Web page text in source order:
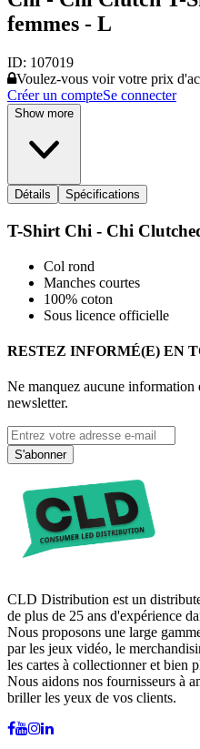
femmes - L
ID: 107019
Voulez-vous voir votre prix
Créer un compteSe connecter
Show more
Détails Spécifications
T-Shirt Chi - Chi
Col rond
Manches courtes
100% coton
Sous licence officielle
RESTEZ INFORMÉ(E) EN
Ne manquez aucune information
newsletter.
S'abonner
CLD Distribution est un
de plus de 25 ans d'expérience
Nous proposons une large
par les jeux vidéo, le
les cartes à collectionner et bien
Nous aidons nos fournisseurs à
briller les yeux de vos clients.